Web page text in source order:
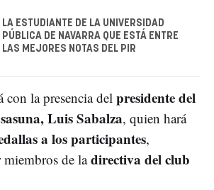
LA ESTUDIANTE DE LA UNIVERSIDAD
PÚBLICA DE NAVARRA QUE ESTÁ ENTRE
LAS MEJORES NOTAS DEL PIR
con la presencia del presidente del
Luis Sabalza, quien hará
a los participantes,
de ladirectiva del club